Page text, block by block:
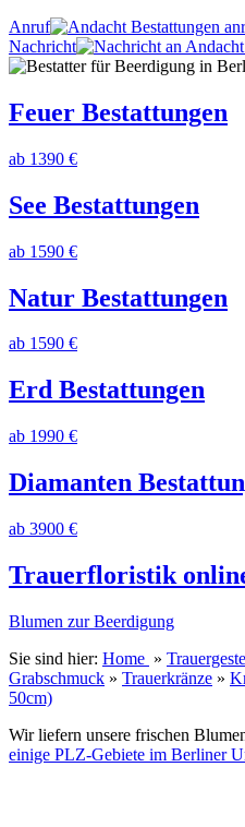
Anruf
Nachricht
Feuer Bestattungen
ab 1390 €
See Bestattungen
ab 1590 €
Natur Bestattungen
ab 1590 €
Erd Bestattungen
ab 1990 €
Diamanten
ab 3900 €
Trauerfloristik
Blumen zur Beerdigung
Sie sind hier: Home »
Grabschmuck » Trauerkränze »
50cm)
Wir liefern unsere frischen
einige PLZ-Gebiete im Berliner